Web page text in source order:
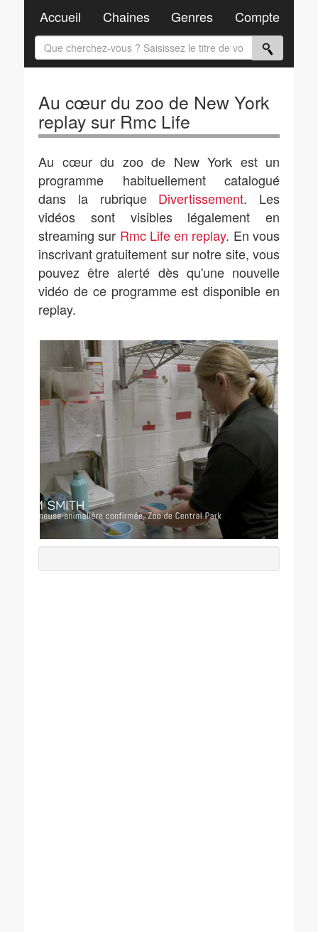
Au cœur du zoo de New York
replay sur Rmc Life
Au cœur du zoo de New York est un
programme habituellement catalogué
dans la rubrique Divertissement. Les
vidéos sont visibles légalement en
streaming sur Rmc Life en replay. En vous
inscrivant gratuitement sur notre site, vous
pouvez être alerté dès qu'une nouvelle
vidéo de ce programme est disponible en
replay.
Accueil Chaines Genres Compte